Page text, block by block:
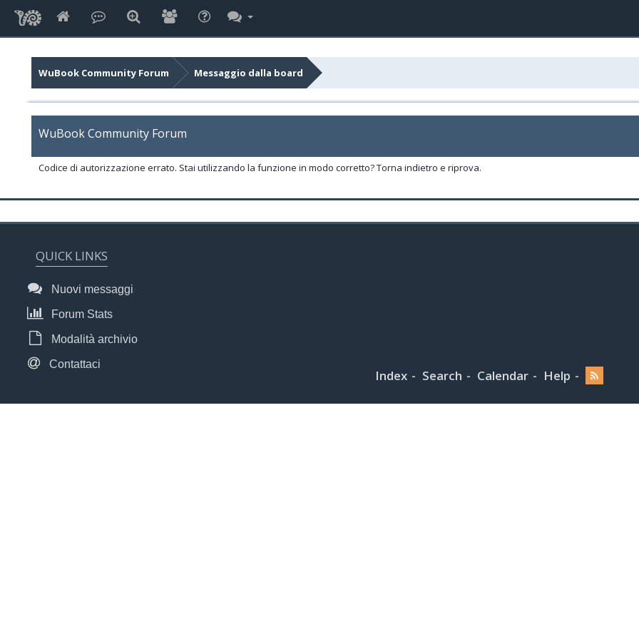
WuBook Community Forum Messaggio dalla board
WuBook Community Forum
Codice di autorizzazione errato. Stai utilizzando la funzione in modo corretto? Torna indietro e riprova.
QUICK LINKS
Nuovi messaggi
Forum Stats
Modalità archivio
Contattaci
Index Search Calendar Help